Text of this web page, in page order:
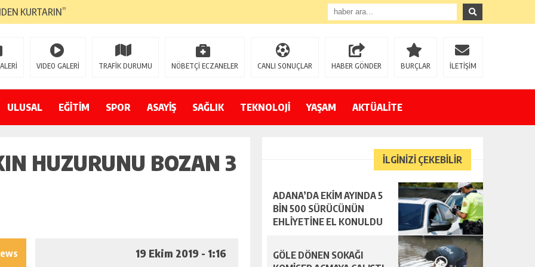
KURTARIN”
YENİ GÖZDESİ OLACAK”
KAMUOYUNA AÇIKLAYIN”
VIDEO GALERİ TRAFİK DURUMU NÖBETÇİ ECZANELER CANLI SONUÇLAR HABER GÖNDER BURÇLAR İLETİŞİM
ULUSAL EĞİTİM SPOR ASAYİŞ SAĞLIK TEKNOLOJİ YAŞAM AKTÜALİTE
HUZURUNU BOZAN 3
19 Ekim 2019 - 1:16
İLGİNİZİ ÇEKEBİLİR
ADANA’DA EKİM AYINDA 5
BİN 500 SÜRÜCÜNÜN
EHLİYETİNE EL KONULDU
GÖLE DÖNEN SOKAĞI